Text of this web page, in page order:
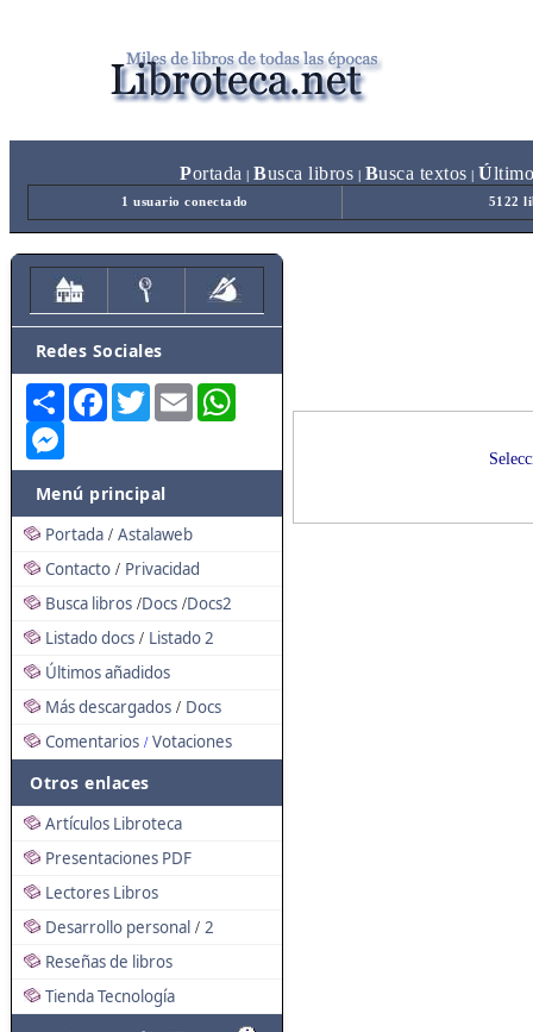
Portada Busca libros Busca textos Ú
1 usuario conectado 5122
Redes Sociales
Share FacebookTwitterEmail
Menú principal
Portada / Astalaweb
Contacto / Privacidad
Busca libros /Docs /Docs2
Listado docs / Listado 2
Últimos añadidos
Más descargados / Docs
Comentarios / Votaciones
Otros enlaces
Artículos Libroteca
Presentaciones PDF
Lectores Libros
Desarrollo personal / 2
Reseñas de libros
Tienda Tecnología